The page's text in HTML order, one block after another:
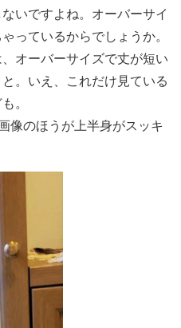
いですよね。オーバーサイ
っているからでしょうか。
オーバーサイズで丈が短い
。いえ、これだけ見ている
。
のほうが上半身がスッキ